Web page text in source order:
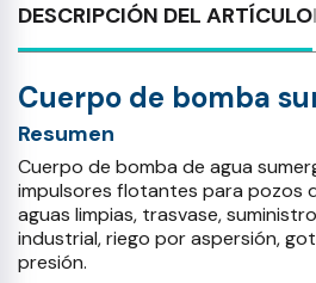
DESCRIPCIÓN DEL ARTÍCULO
Cuerpo de bomba
Resumen
Cuerpo de bomba de agua
impulsores flotantes para pozos
aguas limpias, trasvase,
industrial, riego por aspersión,
presión.